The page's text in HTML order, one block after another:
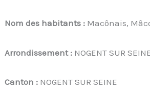
Nom des habitants : Macônais,
Arrondissement : NOGENT SUR
Canton : NOGENT SUR SEINE